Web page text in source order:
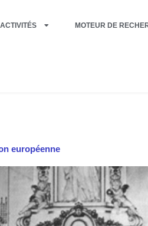
ACTIVITÉS MOTEUR DE
européenne